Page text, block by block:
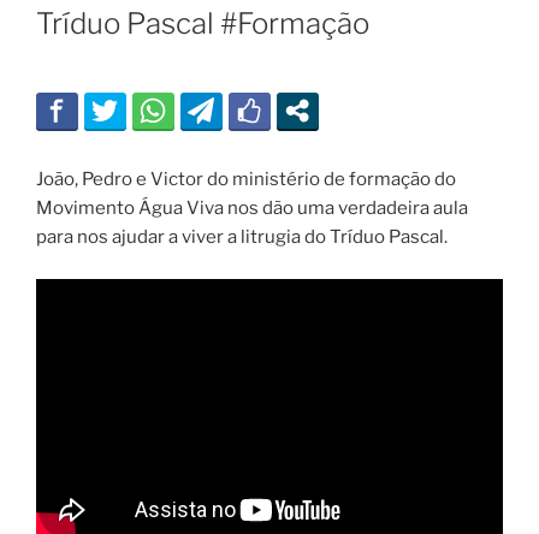
EM
Tríduo Pascal #Formação
João, Pedro e Victor do ministério de formação do
Movimento Água Viva nos dão uma verdadeira aula
para nos ajudar a viver a litrugia do Tríduo Pascal.